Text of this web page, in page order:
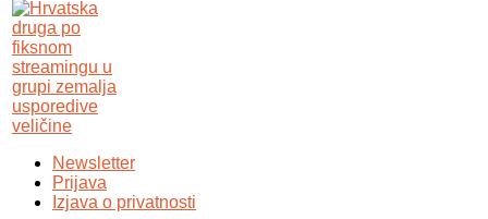
Newsletter
Prijava
Izjava o privatnosti